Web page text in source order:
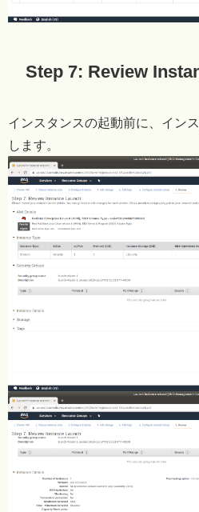
Step 7: Review
インスタンスの起動前に、イン
します。